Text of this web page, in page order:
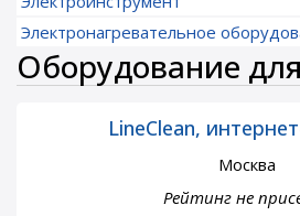
Электронагревательное
Оборудование
LineClean,
Москва
Рейтинг не